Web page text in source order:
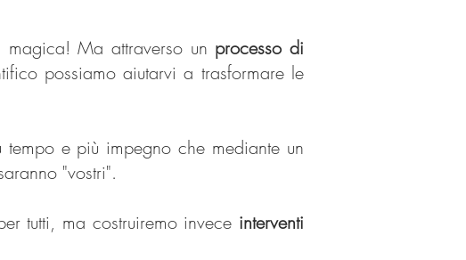
Ma attraverso un processo di
possiamo aiutarvi a trasformare le
e più impegno che mediante un
"vostri".
tutti, ma costruiremo invece interventi